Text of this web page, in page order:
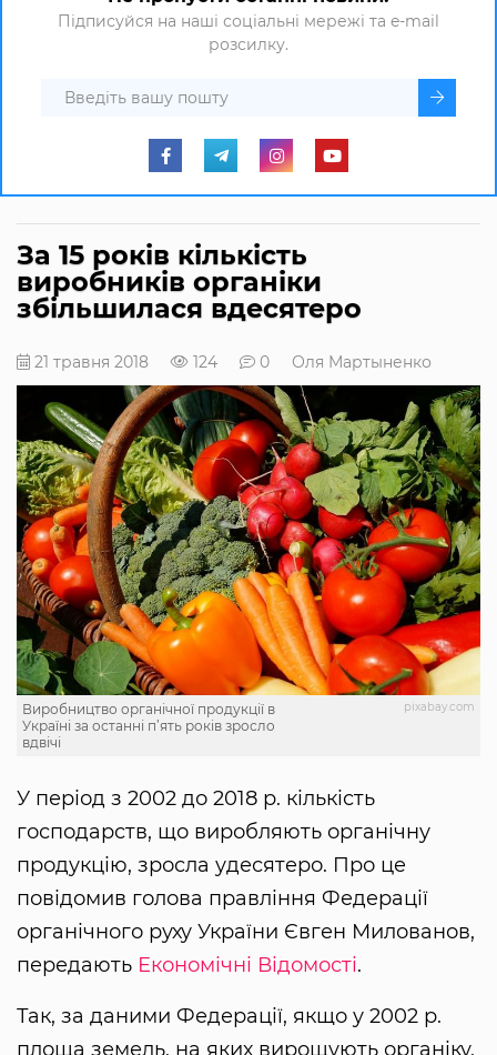
Підписуйся на наші соціальні мережі та e-mail
розсилку.
За 15 років кількість
виробників органіки
збільшилася вдесятеро
21 травня 2018 124 0 Оля Мартыненко
pixabay.com
Виробництво органічної продукції в
Україні за останні п’ять років зросло
вдвічі
У період з 2002 до 2018 р. кількість
господарств, що виробляють органічну
продукцію, зросла удесятеро. Про це
повідомив голова правління Федерації
органічного руху України Євген Милованов,
передають Економічні Відомості.
Так, за даними Федерації, якщо у 2002 р.
площа земель, на яких вирощують органіку,